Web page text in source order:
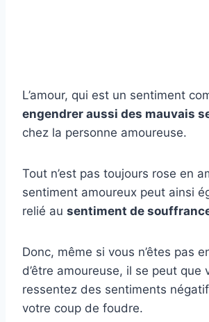
L’amour, qui est un sentiment
engendrer aussi des mauvais
chez la personne amoureuse.
Tout n’est pas toujours rose en
sentiment amoureux peut ainsi
relié au sentiment de
Donc, même si vous n’êtes pas
d’être amoureuse, il se peut que
ressentez des sentiments
votre coup de foudre.